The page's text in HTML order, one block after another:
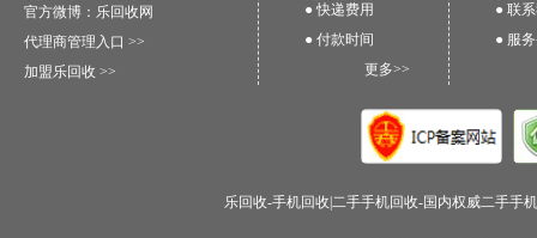
官方微博： 乐回收网
代理商管理入口 >>
加盟乐回收 >>
● 快递费用
● 付款时间
更多>>
● 联
● 服
乐回收-手机回收|二手手机回收-国内权威二手手